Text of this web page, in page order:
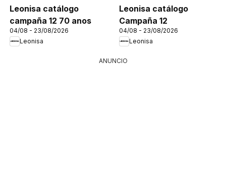
Leonisa catálogo
campaña 12 70 anos
04/08 - 23/08/2026
Leonisa
Leonisa catálogo
Campaña 12
04/08 - 23/08/2026
Leonisa
ANUNCIO